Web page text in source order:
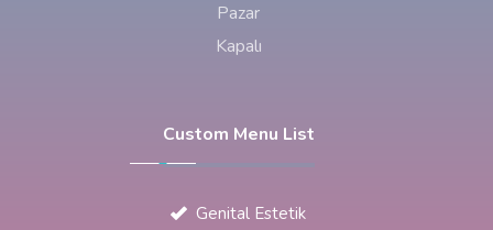
Pazar
Kapalı
Custom Menu List
Genital Estetik